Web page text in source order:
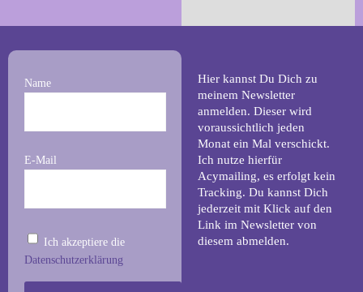
Name
E-Mail
Ich akzeptiere die
Datenschutzerklärung
Hier kannst Du Dich zu
meinem Newsletter
anmelden. Dieser wird
voraussichtlich jeden
Monat ein Mal verschickt.
Ich nutze hierfür
Acymailing, es erfolgt kein
Tracking. Du kannst Dich
jederzeit mit Klick auf den
Link im Newsletter von
diesem abmelden.